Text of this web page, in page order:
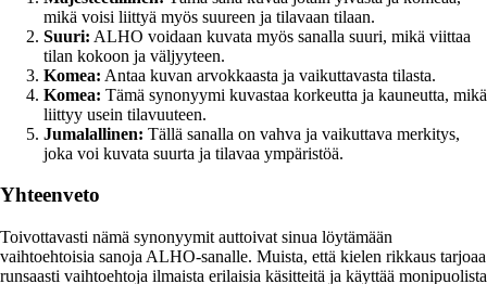
mikä voisi liittyä myös suureen ja tilavaan tilaan.
Suuri: ALHO voidaan kuvata myös sanalla suuri, mikä viittaa
tilan kokoon ja väljyyteen.
Komea: Antaa kuvan arvokkaasta ja vaikuttavasta tilasta.
Komea: Tämä synonyymi kuvastaa korkeutta ja kauneutta, mikä
liittyy usein tilavuuteen.
Jumalallinen: Tällä sanalla on vahva ja vaikuttava merkitys,
joka voi kuvata suurta ja tilavaa ympäristöä.
Yhteenveto
Toivottavasti nämä synonyymit auttoivat sinua löytämään
vaihtoehtoisia sanoja ALHO-sanalle. Muista, että kielen rikkaus tarjoaa
runsaasti vaihtoehtoja ilmaista erilaisia käsitteitä ja käyttää monipuolista